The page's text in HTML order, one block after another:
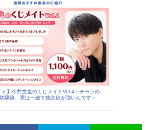
ト】今井文也のくじメイトVol.4～チャラめ
馴染、実は一途で独占欲が強いんです～